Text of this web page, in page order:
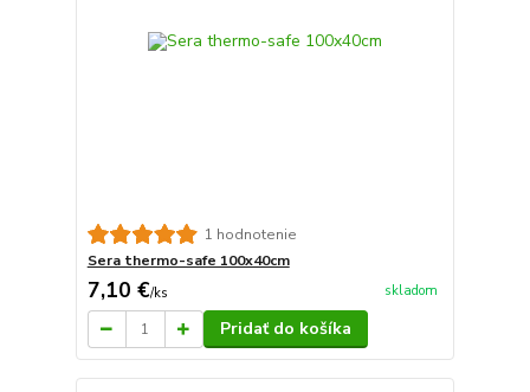
1 hodnotenie
Sera thermo-safe 100x40cm
7,10 €/ks skladom
Pridať do košíka